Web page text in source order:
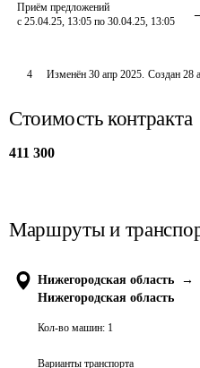
Приём предложений
с 25.04.25, 13:05 по 30.04.25, 13:05
4 Изменён 30 апр 2025. Создан 28
Стоимость контракта
411 300
Маршруты и
Нижегородская область
→
Нижегородская область
Кол-во машин: 1
Варианты транспорта